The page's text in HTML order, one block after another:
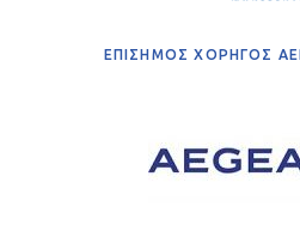
ΕΠΙΣΗΜΟΣ ΧΟΡΗΓΟΣ